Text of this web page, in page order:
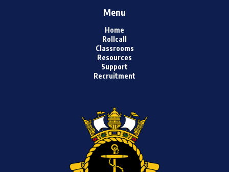
Menu
Home
Rollcall
Classrooms
Resources
Support
Recruitment